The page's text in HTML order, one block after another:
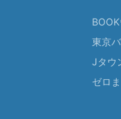
東京
Jタウ
ゼロ